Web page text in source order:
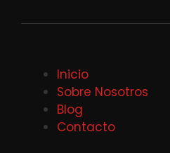
Inicio
Sobre Nosotros
Blog
Contacto